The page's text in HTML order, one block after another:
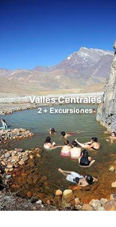
Valles Centrales
2+Excursiones